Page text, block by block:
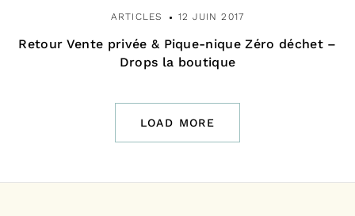
ARTICLES 12 JUIN 2017
Retour Vente privée & Pique-nique Zéro déchet –
Drops la boutique
LOAD MORE